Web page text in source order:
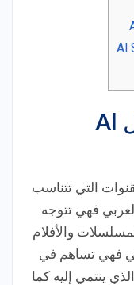
قناة السندباد للأطفال Al
التي تتناسب
فهي تتوجه
والأفلام
فهي تساهم في
ينتمي إليه كما